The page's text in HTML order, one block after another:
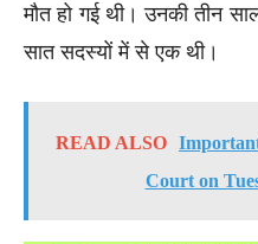
मौत हो गई थी। उनकी तीन
सात सदस्यों में से एक थी।
READ ALSO
Court on